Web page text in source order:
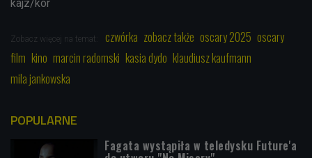
kajz/kor
Zobacz więcej na temat: czwórka zobacz także oscary 2025 oscary
film kino marcin radomski kasia dydo klaudiusz kaufmann
mila jankowska
POPULARNE
Fagata wystąpiła w teledysku Future'a